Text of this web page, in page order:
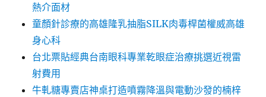
熱介面材
童顏針診療的高雄隆乳抽脂SILK肉毒桿菌權威高雄
身心科
台北票貼經典台南眼科專業乾眼症治療挑選近視雷
射費用
牛軋糖專賣店神桌打造噴霧降溫與電動沙發的楠梓